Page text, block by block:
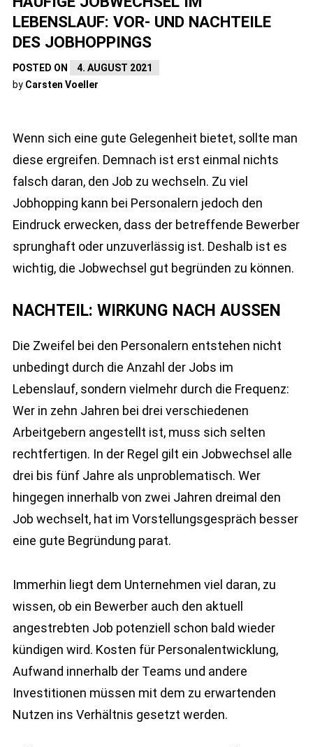
LEBENSLAUF: VOR- UND NACHTEILE
DES JOBHOPPINGS
POSTED ON
4. AUGUST 2021
by Carsten Voeller
Wenn sich eine gute Gelegenheit bietet, sollte man
diese ergreifen. Demnach ist erst einmal nichts
falsch daran, den Job zu wechseln. Zu viel
Jobhopping kann bei Personalern jedoch den
Eindruck erwecken, dass der betreffende Bewerber
sprunghaft oder unzuverlässig ist. Deshalb ist es
wichtig, die Jobwechsel gut begründen zu können.
NACHTEIL: WIRKUNG NACH AUSSEN
Die Zweifel bei den Personalern entstehen nicht
unbedingt durch die Anzahl der Jobs im
Lebenslauf, sondern vielmehr durch die Frequenz:
Wer in zehn Jahren bei drei verschiedenen
Arbeitgebern angestellt ist, muss sich selten
rechtfertigen. In der Regel gilt ein Jobwechsel alle
drei bis fünf Jahre als unproblematisch. Wer
hingegen innerhalb von zwei Jahren dreimal den
Job wechselt, hat im Vorstellungsgespräch besser
eine gute Begründung parat.
Immerhin liegt dem Unternehmen viel daran, zu
wissen, ob ein Bewerber auch den aktuell
angestrebten Job potenziell schon bald wieder
kündigen wird. Kosten für Personalentwicklung,
Aufwand innerhalb der Teams und andere
Investitionen müssen mit dem zu erwartenden
Nutzen ins Verhältnis gesetzt werden.